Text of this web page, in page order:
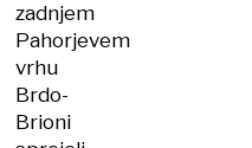
zadnjem
Pahorjevem
vrhu
Brdo-
Brioni